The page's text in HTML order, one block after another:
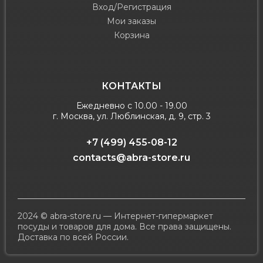
Вход/Регистрация
Мои заказы
Корзина
КОНТАКТЫ
Ежедневно с 10.00 - 19.00
г. Москва, ул. Люблинская, д. 9, стр. 3
+7 (499) 455-08-12
contacts@abra-store.ru
2024 © abra-store.ru — Интернет-гипермаркет
посуды и товаров для дома. Все права защищены.
Доставка по всей России.